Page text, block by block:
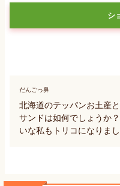
シ
だんごっ鼻
北海道のテッパンお土産
サンドは如何でしょうか
いな私もトリコになりまし